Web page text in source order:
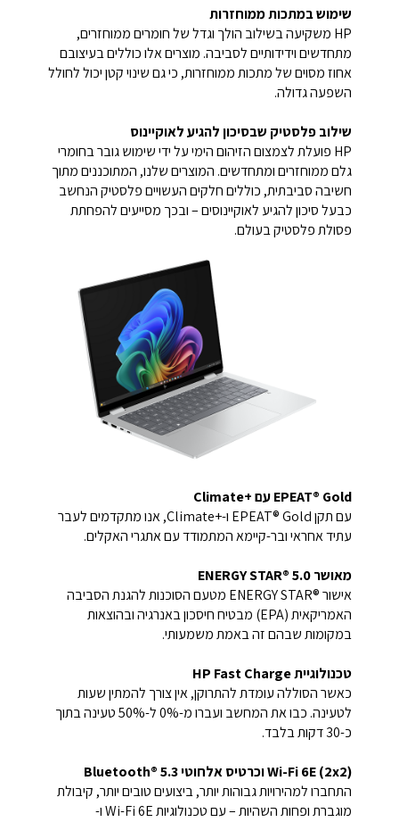
שימוש במתכות ממוחזרות
HP משקיעה בשילוב הולך וגדל של חומרים ממוחזרים,
מתחדשים וידידותיים לסביבה. מוצרים אלו כוללים בעיצובם
אחוז מסוים של מתכות ממוחזרות, כי גם שינוי קטן יכול לחולל
השפעה גדולה.
שילוב פלסטיק שבסיכון להגיע לאוקיינוס
HP פועלת לצמצום הזיהום הימי על ידי שימוש גובר בחומרי
גלם ממוחזרים ומתחדשים. המוצרים שלנו, המתוכננים מתוך
חשיבה סביבתית, כוללים חלקים העשויים פלסטיק הנחשב
כבעל סיכון להגיע לאוקיינוסים – ובכך מסייעים להפחתת
פסולת פלסטיק בעולם.
EPEAT® Gold עם Climate+‎
עם תקן EPEAT® Gold ו-Climate+‎, אנו מתקדמים לעבר
עתיד אחראי ובר-קיימא המתמודד עם אתגרי האקלים.
מאושר ENERGY STAR®‎ 5.0‎‏
אישור ENERGY STAR®‎ מטעם הסוכנות להגנת הסביבה
האמריקאית (EPA) מבטיח חיסכון באנרגיה ובהוצאות
במקומות שבהם זה באמת משמעותי.
טכנולוגיית HP Fast Charge
כאשר הסוללה עומדת להתרוקן, אין צורך להמתין שעות
לטעינה. כבו את המחשב ועברו מ-0% ל-50% טעינה בתוך
כ-30 דקות בלבד.
Wi-Fi 6E (2x2) וכרטיס אלחוטי Bluetooth® 5.3
התחברו למהירויות גבוהות יותר, ביצועים טובים יותר, קיבולת
מוגברת ופחות השהיות – עם טכנולוגיות Wi-Fi 6E ו-